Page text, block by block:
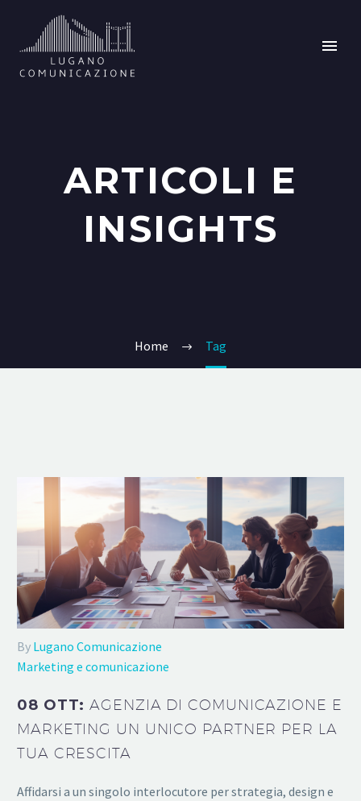
ARTICOLI E
INSIGHTS
Home Tag
By Lugano Comunicazione
Marketing e comunicazione
08 OTT:AGENZIA DI COMUNICAZIONE E
MARKETING UN UNICO PARTNER PER LA
TUA CRESCITA
Affidarsi a un singolo interlocutore per strategia, design e